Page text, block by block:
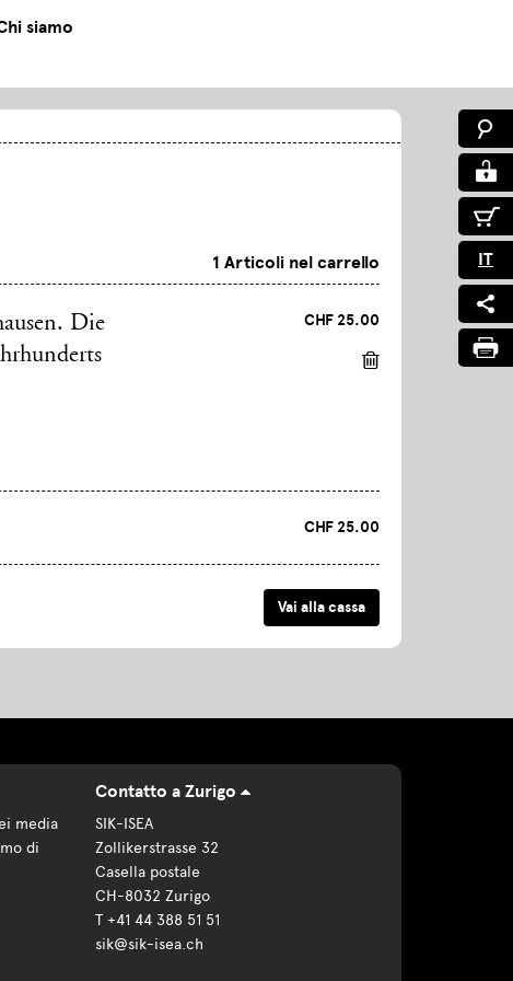
siamo
IT
1 Articoli nel carrello
Die
CHF 25.00
CHF 25.00
media
di
Contatto a Zurigo
SIK-ISEA
Zollikerstrasse 32
Casella postale
CH-8032 Zurigo
T +41 44 388 51 51
sik@sik-isea.ch